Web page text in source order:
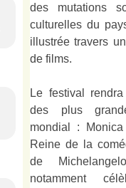
des mutations
culturelles du
illustrée travers
de films.
Le festival
des plus
mondial :
Reine de la
de
notamment